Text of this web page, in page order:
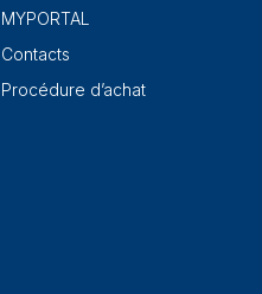
MYPORTAL
Contacts
Procédure d’achat